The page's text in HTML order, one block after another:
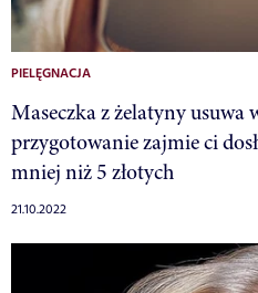
PIELĘGNACJA
Maseczka z żelatyny usuwa
przygotowanie zajmie ci
mniej niż 5 złotych
21.10.2022